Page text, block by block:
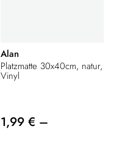
Alan
Platzmatte 30x40cm, natur,
Vinyl
1,99 € –